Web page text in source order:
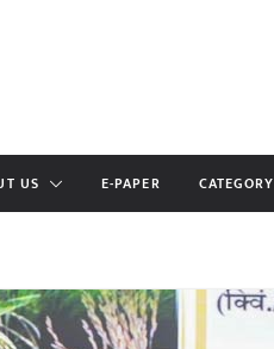
US E-PAPER CATEGORY